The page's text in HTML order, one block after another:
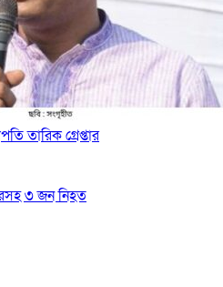
তারিক গ্রেপ্তার
৩ জন নিহত